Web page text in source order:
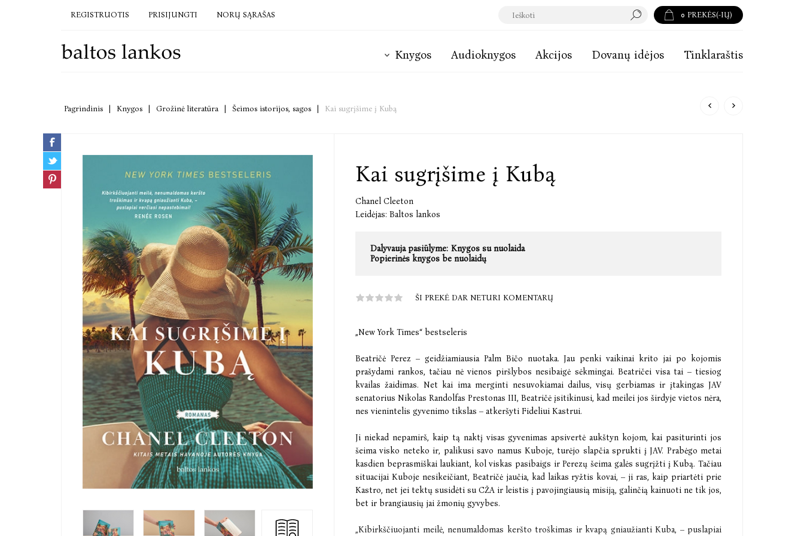
REGISTRUOTIS PRISIJUNGTI NORŲ SĄRAŠAS 0 PREKĖS(-IŲ)
Knygos Audioknygos Akcijos Dovanų idėjos Tinklaraštis
Pagrindinis Knygos Grožinė literatūra Šeimos istorijos, sagos Kai sugrįšime į Kubą
Kai sugrįšime į Kubą
Chanel Cleeton
Leidėjas: Baltos lankos
Dalyvauja pasiūlyme: Knygos su nuolaida
Popierinės knygos be nuolaidų
ŠI PREKĖ DAR NETURI KOMENTARŲ
„New York Times“ bestseleris
Beatričė Perez – geidžiamiausia Palm Bičo nuotaka. Jau penki vaikinai krito jai po kojomis
prašydami rankos, tačiau nė vienos piršlybos nesibaigė sėkmingai. Beatričei visa tai – tiesiog
kvailas žaidimas. Net kai ima merginti nesuvokiamai dailus, visų gerbiamas ir įtakingas JAV
senatorius Nikolas Randolfas Prestonas III, Beatričė įsitikinusi, kad meilei jos širdyje vietos nėra,
nes vienintelis gyvenimo tikslas – atkeršyti Fideliui Kastrui.
Ji niekad nepamirš, kaip tą naktį visas gyvenimas apsivertė aukštyn kojom, kai pasiturinti jos
šeima visko neteko ir, palikusi savo namus Kuboje, turėjo slapčia sprukti į JAV. Prabėgo metai
kasdien beprasmiškai laukiant, kol viskas pasibaigs ir Perezų šeima galės sugrįžti į Kubą. Tačiau
situacijai Kuboje nesikeičiant, Beatričė jaučia, kad laikas ryžtis kovai, – ji ras, kaip priartėti prie
Kastro, net jei tektų susidėti su CŽA ir leistis į pavojingiausią misiją, galinčią kainuoti ne tik jos,
bet ir brangiausių jai žmonių gyvybes.
„Kibirkščiuojanti meilė, nenumaldomas keršto troškimas ir kvapą gniaužianti Kuba, – puslapiai